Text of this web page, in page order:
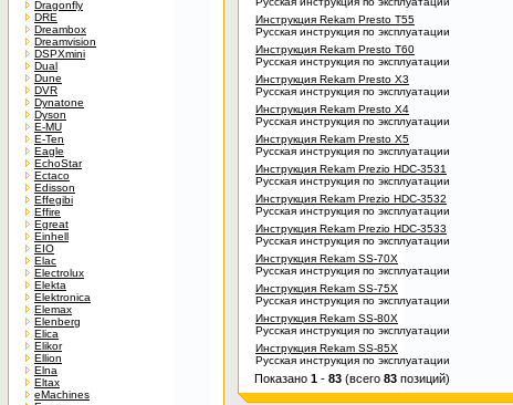
Dragonfly
DRE
Dreambox
Dreamvision
DSPXmini
Dual
Dune
DVR
Dynatone
Dyson
E-MU
E-Ten
Eagle
EchoStar
Ectaco
Edisson
Effegibi
Effire
Egreat
Einhell
EIO
Elac
Electrolux
Elekta
Elektronica
Elemax
Elenberg
Elica
Elikor
Ellion
Elna
Eltax
eMachines
Инструкция Rekam Presto T55
Русская инструкция по эксплуатации
Инструкция Rekam Presto T60
Русская инструкция по эксплуатации
Инструкция Rekam Presto X3
Русская инструкция по эксплуатации
Инструкция Rekam Presto X4
Русская инструкция по эксплуатации
Инструкция Rekam Presto X5
Русская инструкция по эксплуатации
Инструкция Rekam Prezio HDC-3531
Русская инструкция по эксплуатации
Инструкция Rekam Prezio HDC-3532
Русская инструкция по эксплуатации
Инструкция Rekam Prezio HDC-3533
Русская инструкция по эксплуатации
Инструкция Rekam SS-70X
Русская инструкция по эксплуатации
Инструкция Rekam SS-75X
Русская инструкция по эксплуатации
Инструкция Rekam SS-80X
Русская инструкция по эксплуатации
Инструкция Rekam SS-85X
Русская инструкция по эксплуатации
Показано 1 - 83 (всего 83 позиций)